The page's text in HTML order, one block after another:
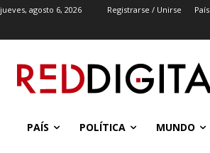
jueves, agosto 6, 2026 Registrarse / Unirse País
PAÍS POLÍTICA MUNDO